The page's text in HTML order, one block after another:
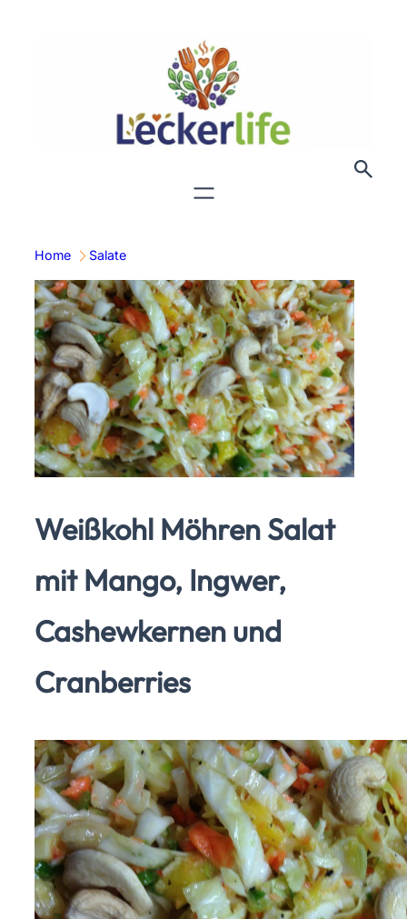
Home Salate
Weißkohl Möhren Salat
mit Mango, Ingwer,
Cashewkernen und
Cranberries